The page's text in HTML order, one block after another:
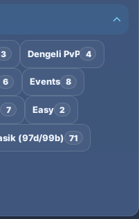
3 Dengeli PvP 4
6 Events 8
7 Easy 2
(97d/99b) 71